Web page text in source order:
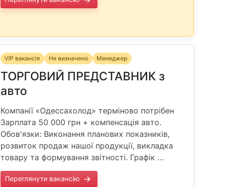
VIP вакансія Не визначено Менеджер
ТОРГОВИЙ ПРЕДСТАВНИК з
авто
Компанії «Одессахолод» терміново потрібен
Зарплата 50 000 грн + компенсація авто.
Обов'язки: Виконання планових показників,
розвиток продаж нашої продукції, викладка
товару та формування звітності. Графік …
Переглянути вакансію